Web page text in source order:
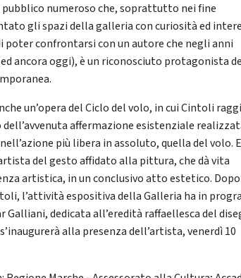
numeroso che, soprattutto nei fine
gli spazi della galleria con curiosità ed
poter confrontarsi con un autore che negli anni
ancora oggi), è un riconosciuto protagonista
un’opera del Ciclo del volo, in cui Cintoli
affermazione esistenziale
più libera in assoluto, quella del volo.
del gesto affidato alla pittura, che dà vita
artistica, in un conclusivo atto estetico.
l’attività espositiva della Galleria ha in
Galliani, dedicata all’eredità raffaellesca del
alla presenza dell’artista, venerdì 10